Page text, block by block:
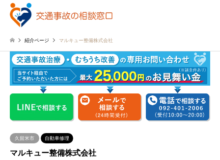
紹介ページ マルキュー整備株式会社
久留米市 自動車修理
マルキュー整備株式会社